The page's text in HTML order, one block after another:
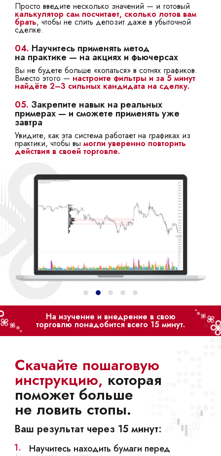
Просто введите несколько значений — и готовый
калькулятор сам посчитает, сколько лотов вам
брать, чтобы не слить депозит даже в убыточной
сделке.
04. Научитесь применять метод
на практике — на акциях и фьючерсах
Вы не будете больше «копаться» в сотнях графиков.
Вместо этого — настроите фильтры и за 5 минут
найдёте 2–3 сильных кандидата на сделку.
05. Закрепите навык на реальных
примерах — и сможете применять уже
завтра
Увидите, как эта система работает на графиках из
практики, чтобы вы могли уверенно повторить
действия в своей торговле.
На изучение и внедрение в свою
торговлю понадобится всего 15 минут.
Скачайте пошаговую
инструкцию, которая
поможет больше
не ловить стопы.
Ваш результат через 15 минут:
Научитесь находить бумаги перед
1.